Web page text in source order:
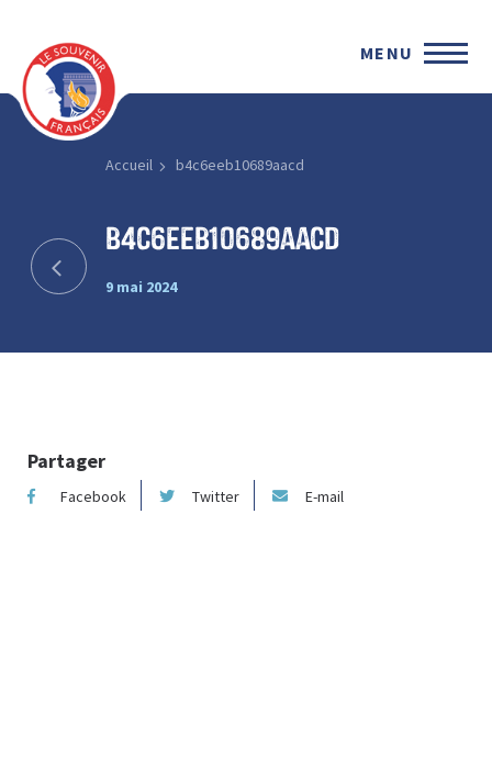
MENU
Accueil b4c6eeb10689aacd
b4c6eeb10689aacd
9 mai 2024
Partager
Facebook Twitter E-mail